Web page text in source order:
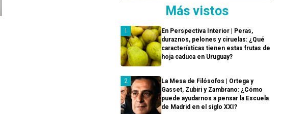
Más vistos
En Perspectiva Interior | Peras,
duraznos, pelones y ciruelas: ¿Qué
características tienen estas frutas de
hoja caduca en Uruguay?
La Mesa de Filósofos | Ortega y
Gasset, Zubiri y Zambrano: ¿Cómo
puede ayudarnos a pensar la Escuela
de Madrid en el siglo XXI?